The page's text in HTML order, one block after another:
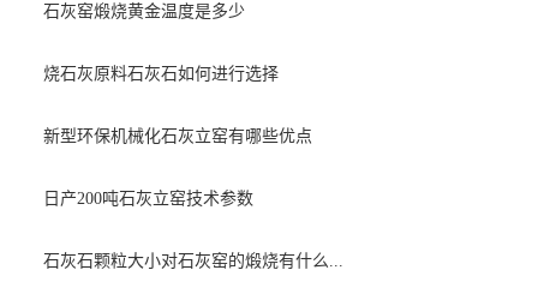
石灰窑煅烧黄金温度是多少
烧石灰原料石灰石如何进行选择
新型环保机械化石灰立窑有哪些优点
日产200吨石灰立窑技术参数
石灰石颗粒大小对石灰窑的煅烧有什么...